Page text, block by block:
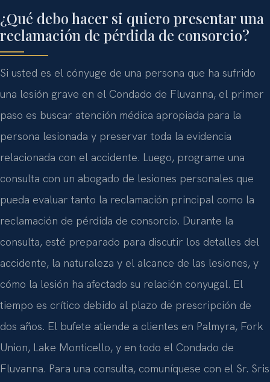
¿Qué debo hacer si quiero presentar una
reclamación de pérdida de consorcio?
Si usted es el cónyuge de una persona que ha sufrido
una lesión grave en el Condado de Fluvanna, el primer
paso es buscar atención médica apropiada para la
persona lesionada y preservar toda la evidencia
relacionada con el accidente. Luego, programe una
consulta con un abogado de lesiones personales que
pueda evaluar tanto la reclamación principal como la
reclamación de pérdida de consorcio. Durante la
consulta, esté preparado para discutir los detalles del
accidente, la naturaleza y el alcance de las lesiones, y
cómo la lesión ha afectado su relación conyugal. El
tiempo es crítico debido al plazo de prescripción de
dos años. El bufete atiende a clientes en Palmyra, Fork
Union, Lake Monticello, y en todo el Condado de
Fluvanna. Para una consulta, comuníquese con el Sr. Sris